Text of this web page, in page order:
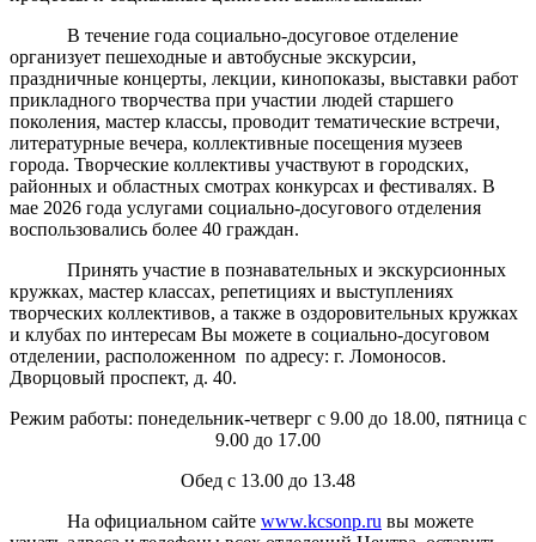
В течение года социально-досуговое отделение
организует пешеходные и автобусные экскурсии,
праздничные концерты, лекции, кинопоказы, выставки работ
прикладного творчества при участии людей старшего
поколения, мастер классы, проводит тематические встречи,
литературные вечера, коллективные посещения музеев
города. Творческие коллективы участвуют в городских,
районных и областных смотрах конкурсах и фестивалях. В
мае 2026 года услугами социально-досугового отделения
воспользовались более 40 граждан.
Принять участие в познавательных и экскурсионных
кружках, мастер классах, репетициях и выступлениях
творческих коллективов, а также в оздоровительных кружках
и клубах по интересам Вы можете в социально-досуговом
отделении, расположенном по адресу: г. Ломоносов.
Дворцовый проспект, д. 40.
Режим работы: понедельник-четверг с 9.00 до 18.00, пятница с
9.00 до 17.00
Обед с 13.00 до 13.48
На официальном сайте www.kcsonp.ru вы можете